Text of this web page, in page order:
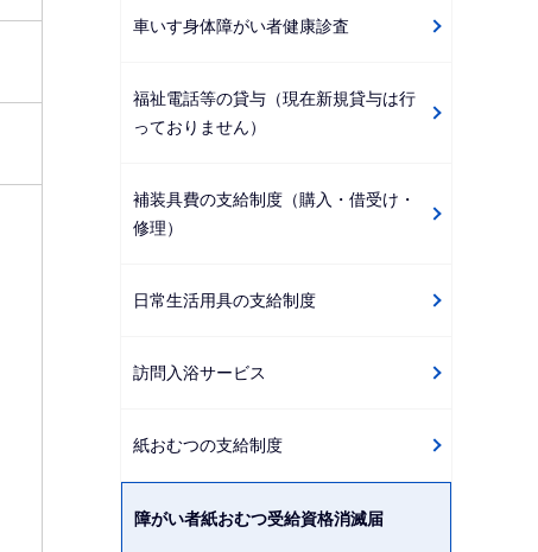
車いす身体障がい者健康診査
福祉電話等の貸与（現在新規貸与は行
っておりません）
補装具費の支給制度（購入・借受け・
修理）
日常生活用具の支給制度
訪問入浴サービス
紙おむつの支給制度
障がい者紙おむつ受給資格消滅届